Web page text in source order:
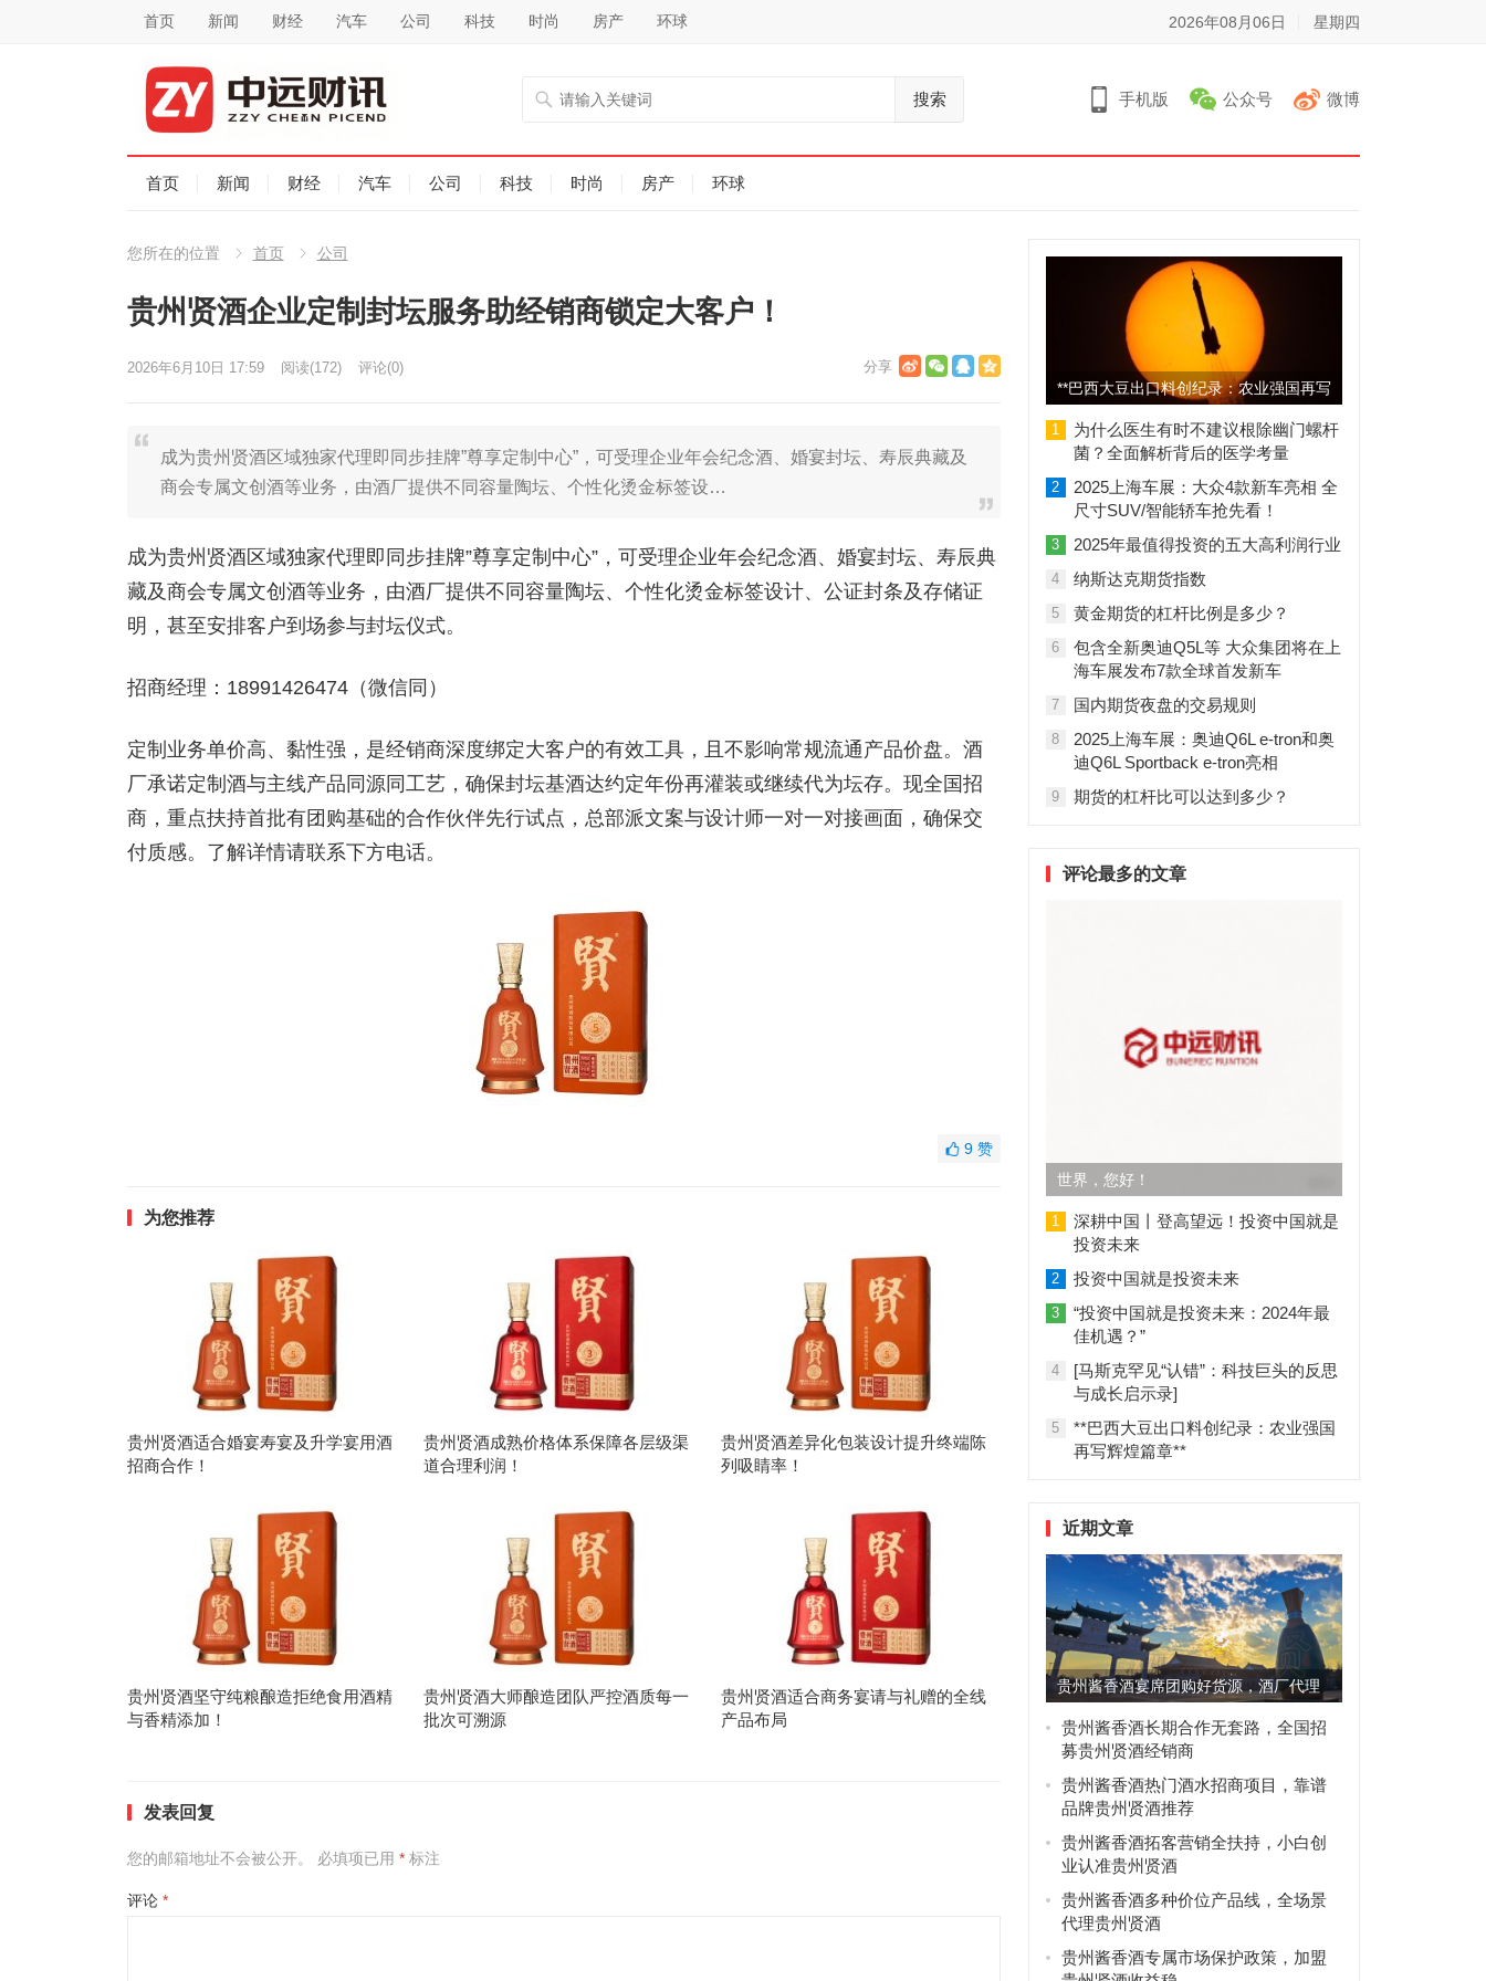
首页 新闻 财经 汽车 公司 科技 时尚 房产 环球 2026年08月06日 星期四
搜索 手机版 公众号 微博
首页 新闻 财经 汽车 公司 科技 时尚 房产 环球
您所在的位置 首页 公司
贵州贤酒企业定制封坛服务助经销商锁定大客户！
2026年6月10日 17:59 阅读(172) 评论(0)
成为贵州贤酒区域独家代理即同步挂牌”尊享定制中心”，可受理企业年会纪念酒、婚宴封坛、寿辰典藏及
商会专属文创酒等业务，由酒厂提供不同容量陶坛、个性化烫金标签设…
成为贵州贤酒区域独家代理即同步挂牌”尊享定制中心”，可受理企业年会纪念酒、婚宴封坛、寿辰典
藏及商会专属文创酒等业务，由酒厂提供不同容量陶坛、个性化烫金标签设计、公证封条及存储证
明，甚至安排客户到场参与封坛仪式。
招商经理：18991426474（微信同）
定制业务单价高、黏性强，是经销商深度绑定大客户的有效工具，且不影响常规流通产品价盘。酒
厂承诺定制酒与主线产品同源同工艺，确保封坛基酒达约定年份再灌装或继续代为坛存。现全国招
商，重点扶持首批有团购基础的合作伙伴先行试点，总部派文案与设计师一对一对接画面，确保交
付质感。了解详情请联系下方电话。
9 赞
为您推荐
贵州贤酒适合婚宴寿宴及升学宴用酒
招商合作！
贵州贤酒成熟价格体系保障各层级渠
道合理利润！
贵州贤酒差异化包装设计提升终端陈
列吸睛率！
贵州贤酒坚守纯粮酿造拒绝食用酒精
与香精添加！
贵州贤酒大师酿造团队严控酒质每一
批次可溯源
贵州贤酒适合商务宴请与礼赠的全线
产品布局
发表回复
您的邮箱地址不会被公开。 必填项已用 *标注
评论 *
**巴西大豆出口料创纪录：农业强国再写
辉煌篇章**
1
为什么医生有时不建议根除幽门螺杆
菌？全面解析背后的医学考量
2
2025上海车展：大众4款新车亮相 全
尺寸SUV/智能轿车抢先看！
3 2025年最值得投资的五大高利润行业
4 纳斯达克期货指数
5 黄金期货的杠杆比例是多少？
6
包含全新奥迪Q5L等 大众集团将在上
海车展发布7款全球首发新车
7 国内期货夜盘的交易规则
8
2025上海车展：奥迪Q6L e-tron和奥
迪Q6L Sportback e-tron亮相
9 期货的杠杆比可以达到多少？
评论最多的文章
世界，您好！
1
深耕中国丨登高望远！投资中国就是
投资未来
2 投资中国就是投资未来
3
“投资中国就是投资未来：2024年最
佳机遇？”
4
[马斯克罕见“认错”：科技巨头的反思
与成长启示录]
5
**巴西大豆出口料创纪录：农业强国
再写辉煌篇章**
近期文章
贵州酱香酒宴席团购好货源，酒厂代理
优先选贵州贤酒
贵州酱香酒长期合作无套路，全国招
募贵州贤酒经销商
贵州酱香酒热门酒水招商项目，靠谱
品牌贵州贤酒推荐
贵州酱香酒拓客营销全扶持，小白创
业认准贵州贤酒
贵州酱香酒多种价位产品线，全场景
代理贵州贤酒
贵州酱香酒专属市场保护政策，加盟